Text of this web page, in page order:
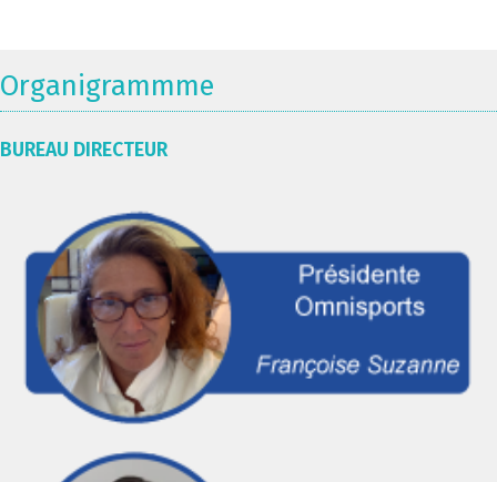
Organigrammme
BUREAU DIRECTEUR